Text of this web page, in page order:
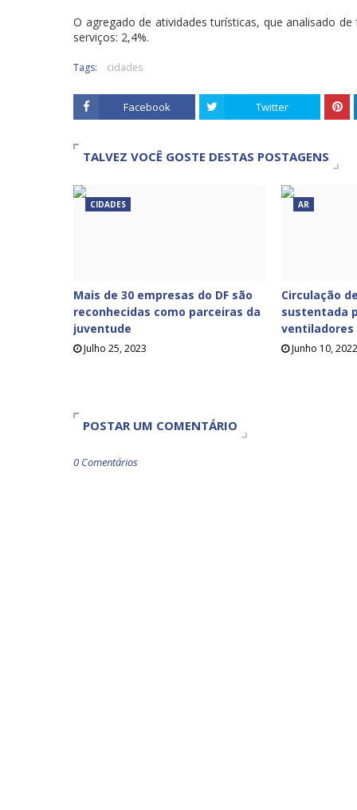
O agregado de atividades turísticas, que analisado
serviços: 2,4%.
Tags: cidades
Facebook Twitter
TALVEZ VOCÊ GOSTE DESTAS POSTAGENS
CIDADES
Mais de 30 empresas do DF são
reconhecidas como parceiras da
juventude
Julho 25, 2023
AR
Circulação
sustentada
ventiladores
Junho 10, 2022
POSTAR UM COMENTÁRIO
0 Comentários